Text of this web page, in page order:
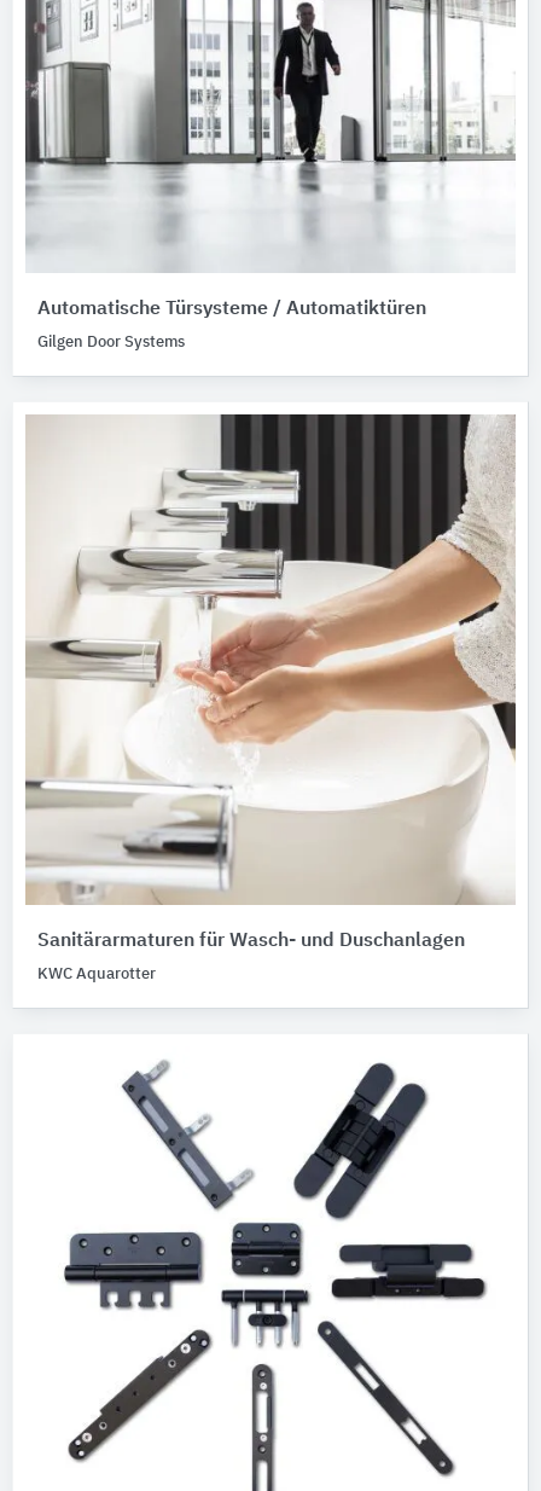
Automatische Türsysteme / Automatiktüren
Gilgen Door Systems
Sanitärarmaturen für Wasch- und Duschanlagen
KWC Aquarotter